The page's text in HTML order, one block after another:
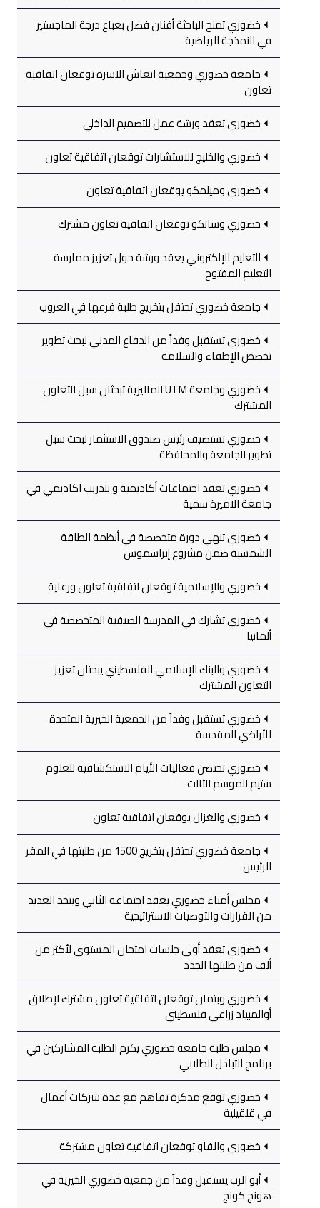
خضوري تمنح الباحثة أفنان فضل بعباع درجة الماجستير
في النمذجة الرياضية
جامعة خضوري وجمعية انعاش الاسرة توقعان اتفاقية
تعاون
خضوري تعقد ورشة عمل للتصميم الداخلي
خضوري والخليج للاستشارات توقعان اتفاقية تعاون
خضوري وميلمكو يوقعان اتفاقية تعاون
خضوري وساتكو توقعان اتفاقية تعاون مشترك
التعليم الإلكتروني يعقد ورشة حول تعزيز ممارسة
التعليم المفتوح
جامعة خضوري تحتفل بتخريج طلبة فرعها في العروب
خضوري تستقبل وفداً من الدفاع المدني لبحث تطوير
تخصص الإطفاء والسلامة
خضوري وجامعة UTM الماليزية تبحثان سبل التعاون
المشترك
خضوري تستضيف رئيس صندوق الاستثمار لبحث سبل
تطوير الجامعة والمحافظة
خضوري تعقد اجتماعات أكاديمية و بتدريب اكاديمي في
جامعة الاميرة سمية
خضوري تنهي دورة متخصصة في أنظمة الطاقة
الشمسية ضمن مشروع إيراسموس
خضوري والإسلامية توقعان اتفاقية تعاون ورعاية
خضوري تشارك في المدرسة الصيفية المتخصصة في
ألمانيا
خضوري والبنك الإسلامي الفلسطيني يبحثان تعزيز
التعاون المشترك
خضوري تستقبل وفداً من الجمعية الخيرية المتحدة
للأراضي المقدسة
خضوري تحتضن فعاليات الأيام الاستكشافية للعلوم
ستيم للموسم الثالث
خضوري والغزال يوقعان اتفاقية تعاون
جامعة خضوري تحتفل بتخريج 1500 من طلبتها في المقر
الرئيس
مجلس أمناء خضوري يعقد اجتماعه الثاني ويتخذ العديد
من القرارات والتوصيات الاستراتيجية
خضوري تعقد أولى جلسات امتحان المستوى لأكثر من
ألف من طلبتها الجدد
خضوري وبتمان توقعان اتفاقية تعاون مشترك لإطلاق
أوالمبياد زراعي فلسطيني
مجلس طلبة جامعة خضوري يكرم الطلبة المشاركين في
برنامج التبادل الطلابي
خضوري توقع مذكرة تفاهم مع عدة شركات أعمال
في قلقيلية
خضوري والفاو توقعان اتفاقية تعاون مشتركة
أبو الرب يستقبل وفداً من جمعية خضوري الخيرية في
هونج كونج